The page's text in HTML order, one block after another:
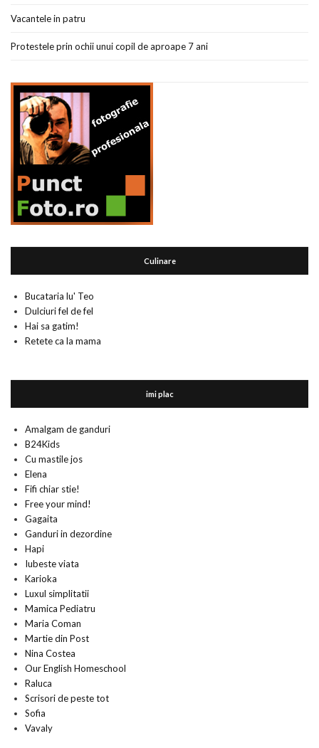
Vacantele in patru
Protestele prin ochii unui copil de aproape 7 ani
Culinare
Bucataria lu' Teo
Dulciuri fel de fel
Hai sa gatim!
Retete ca la mama
imi plac
Amalgam de ganduri
B24Kids
Cu mastile jos
Elena
Fifi chiar stie!
Free your mind!
Gagaita
Ganduri in dezordine
Hapi
Iubeste viata
Karioka
Luxul simplitatii
Mamica Pediatru
Maria Coman
Martie din Post
Nina Costea
Our English Homeschool
Raluca
Scrisori de peste tot
Sofia
Vavaly